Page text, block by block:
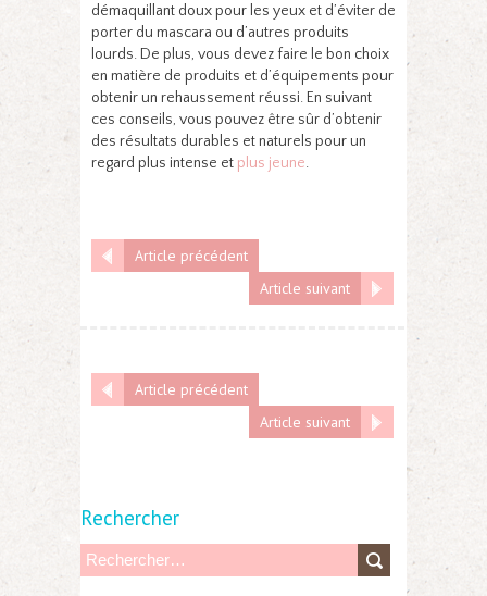
démaquillant doux pour les yeux et d’éviter de
porter du mascara ou d’autres produits
lourds. De plus, vous devez faire le bon choix
en matière de produits et d’équipements pour
obtenir un rehaussement réussi. En suivant
ces conseils, vous pouvez être sûr d’obtenir
des résultats durables et naturels pour un
regard plus intense et plus jeune.
Article précédent
Article suivant
Article précédent
Article suivant
Rechercher